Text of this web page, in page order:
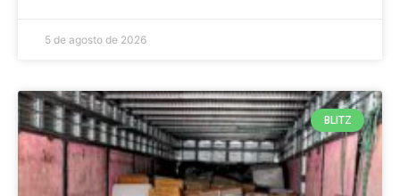
5 de agosto de 2026
BLITZ